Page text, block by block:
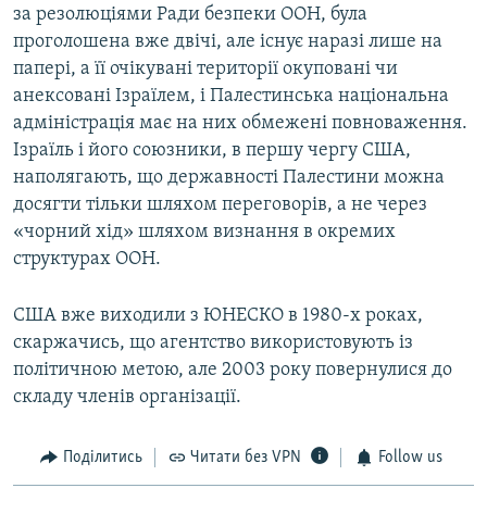
за резолюціями Ради безпеки ООН, була
проголошена вже двічі, але існує наразі лише на
папері, а її очікувані території окуповані чи
анексовані Ізраїлем, і Палестинська національна
адміністрація має на них обмежені повноваження.
Ізраїль і його союзники, в першу чергу США,
наполягають, що державності Палестини можна
досягти тільки шляхом переговорів, а не через
«чорний хід» шляхом визнання в окремих
структурах ООН.
США вже виходили з ЮНЕСКО в 1980-х роках,
скаржачись, що агентство використовують із
політичною метою, але 2003 року повернулися до
складу членів організації.
Поділитись Читати без VPN Follow us